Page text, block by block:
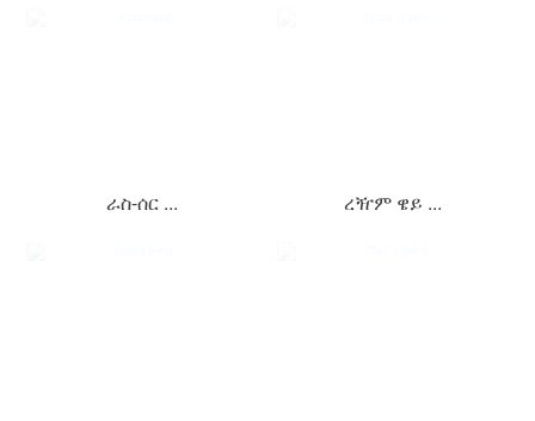
ራስ-ሰር ... ረዥም ዌይ ...